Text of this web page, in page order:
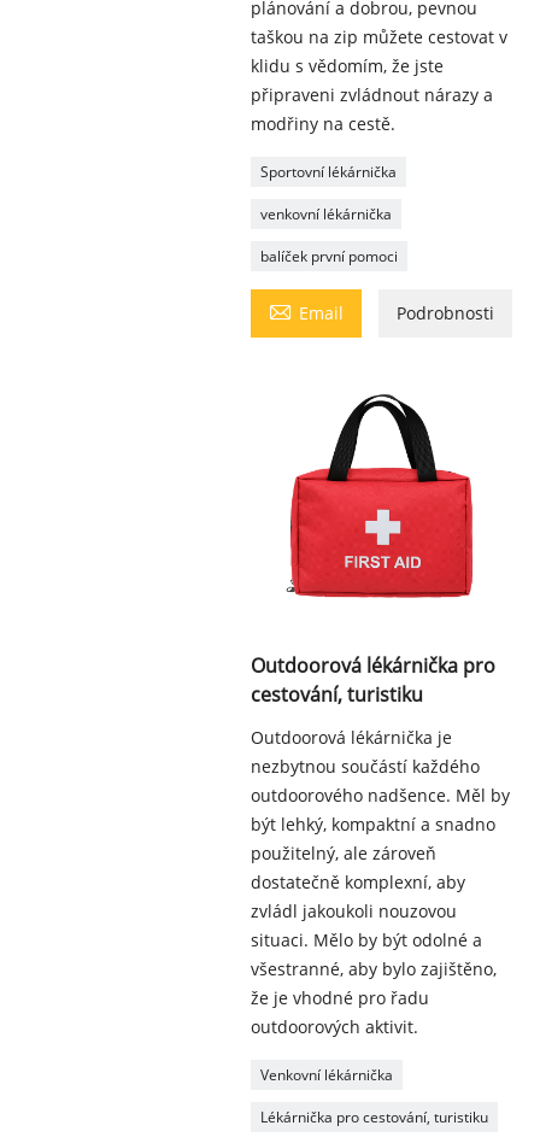
plánování a dobrou, pevnou
taškou na zip můžete cestovat v
klidu s vědomím, že jste
připraveni zvládnout nárazy a
modřiny na cestě.
Sportovní lékárnička
venkovní lékárnička
balíček první pomoci
 Email Podrobnosti
Outdoorová lékárnička pro
cestování, turistiku
Outdoorová lékárnička je
nezbytnou součástí každého
outdoorového nadšence. Měl by
být lehký, kompaktní a snadno
použitelný, ale zároveň
dostatečně komplexní, aby
zvládl jakoukoli nouzovou
situaci. Mělo by být odolné a
všestranné, aby bylo zajištěno,
že je vhodné pro řadu
outdoorových aktivit.
Venkovní lékárnička
Lékárnička pro cestování, turistiku